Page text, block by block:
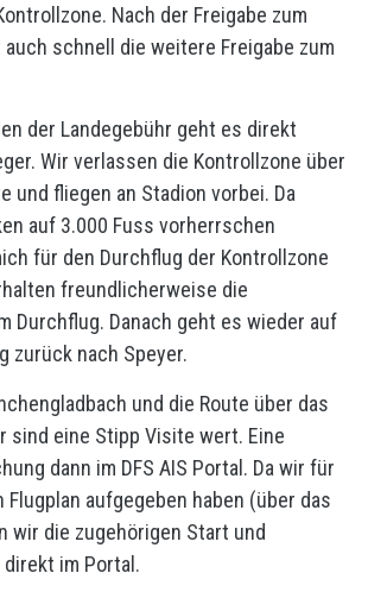
Nach der Freigabe zum
schnell die weitere Freigabe zum
der Landegebühr geht es direkt
Wir verlassen die Kontrollzone über
und fliegen an Stadion vorbei. Da
auf 3.000 Fuss vorherrschen
für den Durchflug der Kontrollzone
freundlicherweise die
Durchflug. Danach geht es wieder auf
zurück nach Speyer.
und die Route über das
sind eine Stipp Visite wert. Eine
dann im DFS AIS Portal. Da wir für
Flugplan aufgegeben haben (über das
wir die zugehörigen Start und
im Portal.